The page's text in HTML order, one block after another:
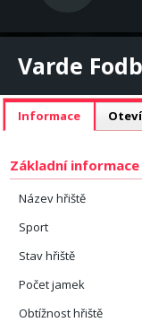
Varde
Informace
Základní informace
Název hřiště
Sport
Stav hřiště
Počet jamek
Obtížnost hřiště